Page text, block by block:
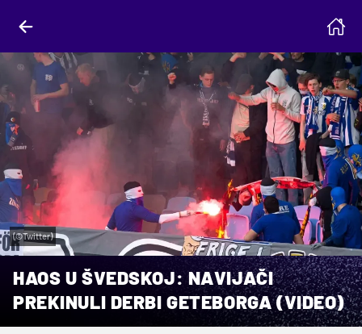
(©Twitter)
HAOS U ŠVEDSKOJ: NAVIJAČI
PREKINULI DERBI GETEBORGA (VIDEO)